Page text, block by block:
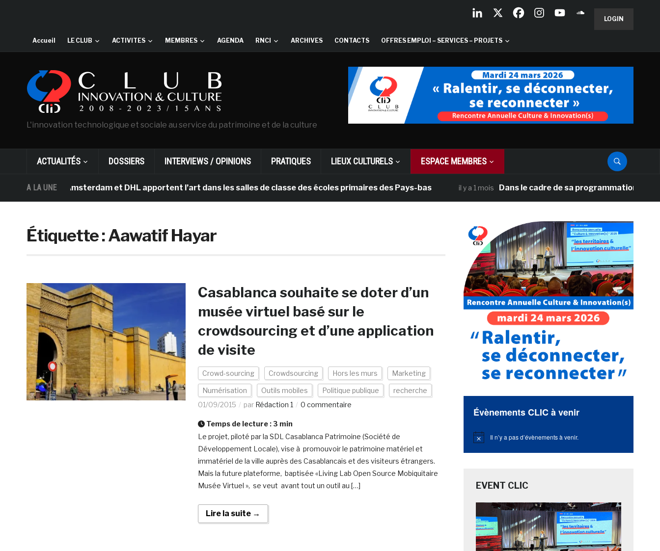
LOGIN
Accueil LE CLUB ACTIVITES MEMBRES AGENDA RNCI ARCHIVES CONTACTS OFFRES EMPLOI – SERVICES – PROJETS
L'innovation technologique et sociale au service du patrimoine et de la culture
ACTUALITÉS DOSSIERS INTERVIEWS / OPINIONS PRATIQUES LIEUX CULTURELS ESPACE MEMBRES
A LA UNE
Gogh d’Amsterdam et DHL apportent l’art dans les salles de classe des écoles primaires des Pays-bas il y a 1 mois Dans le cadre de sa programmation
Étiquette :Aawatif Hayar
Casablanca souhaite se doter d’un
musée virtuel basé sur le
crowdsourcing et d’une application
de visite
Crowd-sourcing Crowdsourcing Hors les murs Marketing
Numérisation Outils mobiles Politique publique
recherche
01/09/2015
par Rédaction 1 0 commentaire
Temps de lecture : 3 min
Le projet, piloté par la SDL Casablanca Patrimoine (Société de
Développement Locale), vise à promouvoir le patrimoine matériel et
immatériel de la ville auprès des Casablancais et des visiteurs étrangers.
Mais la future plateforme, baptisée «Living Lab Open Source Mobiquitaire
Musée Virtuel », se veut avant tout un outil au […]
Lire la suite →
Évènements CLIC à venir
Notice Il n’y a pas d’évènements à venir.
EVENT CLIC